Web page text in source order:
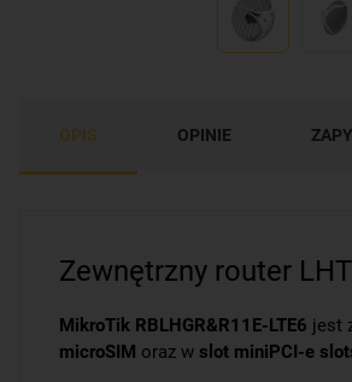
OPIS OPINIE
Zewnętrzny router
MikroTik RBLHGR&R11E-LTE6 jest
microSIM oraz w slot miniPCI-e